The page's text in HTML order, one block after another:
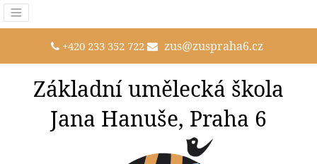
+420 233 352 722 zus@zuspraha6.cz
Základní umělecká škola
Jana Hanuše, Praha 6